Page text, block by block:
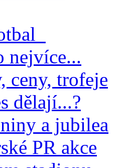
nejvíce...
ceny, trofeje
dělají...?
a jubilea
PR akce